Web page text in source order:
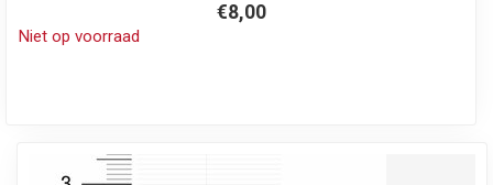
€8,00
Niet op voorraad